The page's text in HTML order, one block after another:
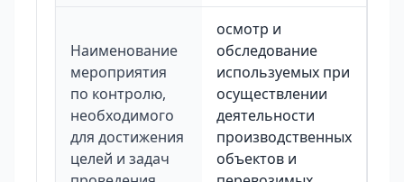
Наименование
мероприятия
по контролю,
необходимого
для достижения
целей и задач
осмотр и
обследование
используемых при
осуществлении
деятельности
производственных
объектов и